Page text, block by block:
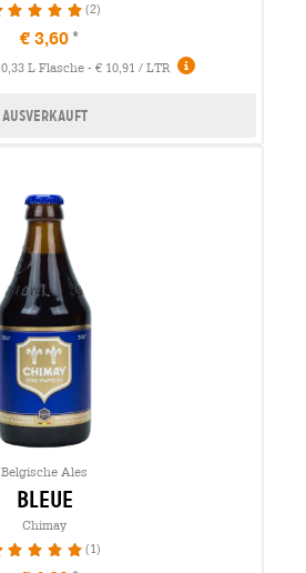
100% (2)
€ 3,60
0,33 L Flasche - € 10,91 / LTR
Ausverkauft
Belgische Ales
bleue
Chimay
100% (1)